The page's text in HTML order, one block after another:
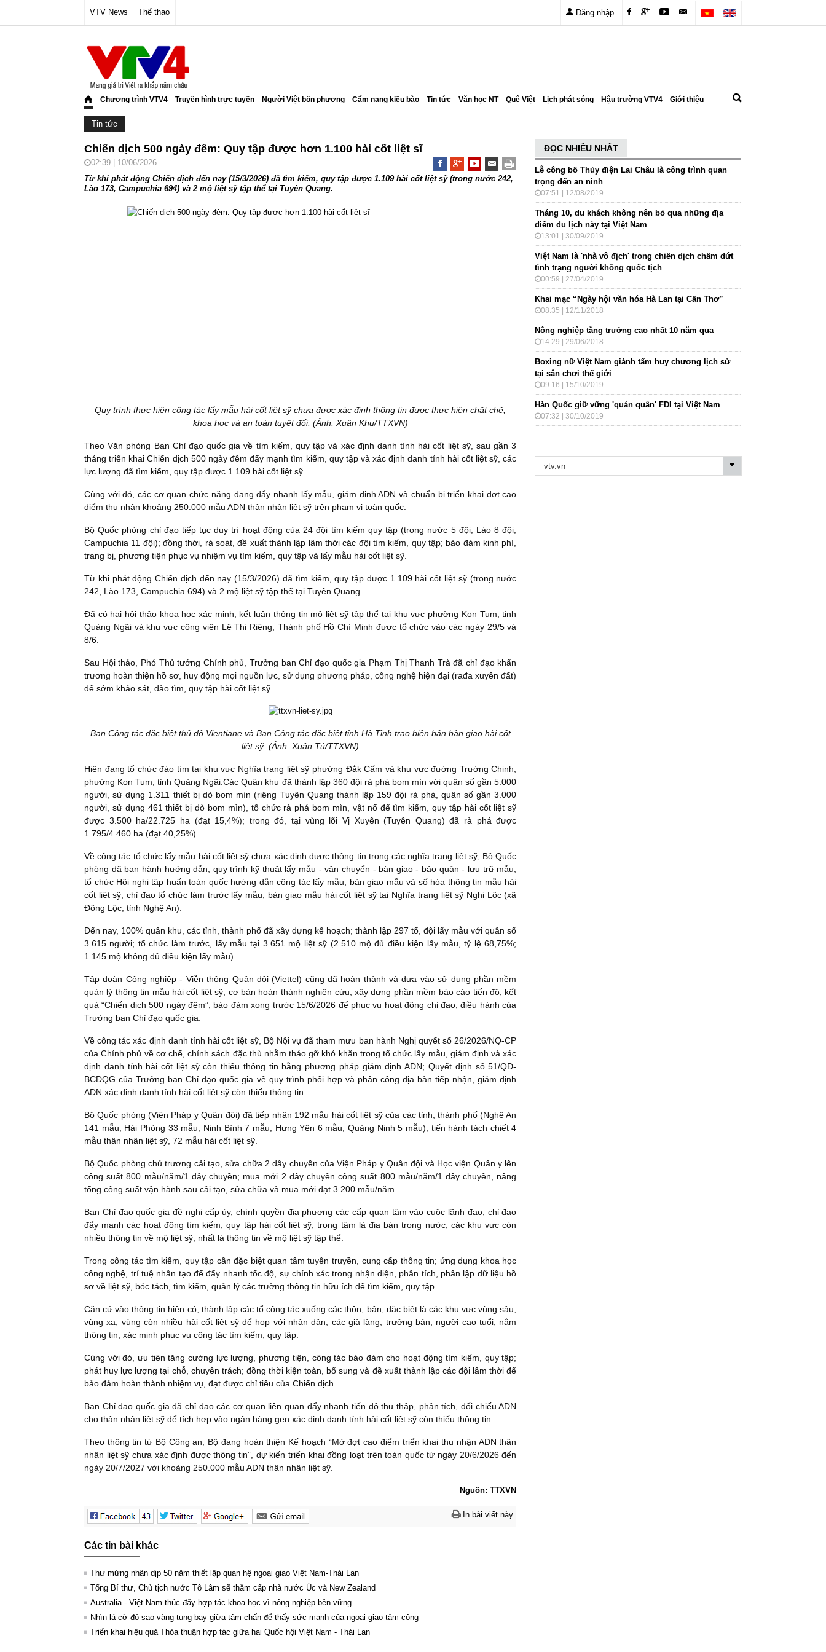
VTV News Thể thao Đăng nhập
Chương trình VTV4 Truyền hình trực tuyến Người Việt bốn phương Cẩm nang kiều bào Tin tức Văn học NT Quê Việt Lịch phát sóng Hậu trường VTV4 Giới thiệu
Tin tức
Chiến dịch 500 ngày đêm: Quy tập được hơn 1.100 hài cốt liệt sĩ
02:39 | 10/06/2026
Từ khi phát động Chiến dịch đến nay (15/3/2026) đã tìm kiếm, quy tập được 1.109 hài cốt liệt sỹ (trong nước 242,
Lào 173, Campuchia 694) và 2 mộ liệt sỹ tập thể tại Tuyên Quang.
Quy trình thực hiện công tác lấy mẫu hài cốt liệt sỹ chưa được xác định thông tin được thực hiện chặt chẽ,
khoa học và an toàn tuyệt đối. (Ảnh: Xuân Khu/TTXVN)
Theo Văn phòng Ban Chỉ đạo quốc gia về tìm kiếm, quy tập và xác định danh tính hài cốt liệt sỹ, sau gần 3
tháng triển khai Chiến dịch 500 ngày đêm đẩy mạnh tìm kiếm, quy tập và xác định danh tính hài cốt liệt sỹ, các
lực lượng đã tìm kiếm, quy tập được 1.109 hài cốt liệt sỹ.
Cùng với đó, các cơ quan chức năng đang đẩy nhanh lấy mẫu, giám định ADN và chuẩn bị triển khai đợt cao
điểm thu nhận khoảng 250.000 mẫu ADN thân nhân liệt sỹ trên phạm vi toàn quốc.
Bộ Quốc phòng chỉ đạo tiếp tục duy trì hoạt động của 24 đội tìm kiếm quy tập (trong nước 5 đội, Lào 8 đội,
Campuchia 11 đội); đồng thời, rà soát, đề xuất thành lập lâm thời các đội tìm kiếm, quy tập; bảo đảm kinh phí,
trang bị, phương tiện phục vụ nhiệm vụ tìm kiếm, quy tập và lấy mẫu hài cốt liệt sỹ.
Từ khi phát động Chiến dịch đến nay (15/3/2026) đã tìm kiếm, quy tập được 1.109 hài cốt liệt sỹ (trong nước
242, Lào 173, Campuchia 694) và 2 mộ liệt sỹ tập thể tại Tuyên Quang.
Đã có hai hội thảo khoa học xác minh, kết luận thông tin mộ liệt sỹ tập thể tại khu vực phường Kon Tum, tỉnh
Quảng Ngãi và khu vực công viên Lê Thị Riêng, Thành phố Hồ Chí Minh được tổ chức vào các ngày 29/5 và
8/6.
Sau Hội thảo, Phó Thủ tướng Chính phủ, Trưởng ban Chỉ đạo quốc gia Phạm Thị Thanh Trà đã chỉ đạo khẩn
trương hoàn thiện hồ sơ, huy động mọi nguồn lực, sử dụng phương pháp, công nghệ hiện đại (rađa xuyên đất)
để sớm khảo sát, đào tìm, quy tập hài cốt liệt sỹ.
Ban Công tác đặc biệt thủ đô Vientiane và Ban Công tác đặc biệt tỉnh Hà Tĩnh trao biên bản bàn giao hài cốt
liệt sỹ. (Ảnh: Xuân Tú/TTXVN)
Hiện đang tổ chức đào tìm tại khu vực Nghĩa trang liệt sỹ phường Đắk Cấm và khu vực đường Trường Chinh,
phường Kon Tum, tỉnh Quảng Ngãi.Các Quân khu đã thành lập 360 đội rà phá bom mìn với quân số gần 5.000
người, sử dụng 1.311 thiết bị dò bom mìn (riêng Tuyên Quang thành lập 159 đội rà phá, quân số gần 3.000
người, sử dụng 461 thiết bị dò bom mìn), tổ chức rà phá bom mìn, vật nổ để tìm kiếm, quy tập hài cốt liệt sỹ
được 3.500 ha/22.725 ha (đạt 15,4%); trong đó, tại vùng lõi Vị Xuyên (Tuyên Quang) đã rà phá được
1.795/4.460 ha (đạt 40,25%).
Về công tác tổ chức lấy mẫu hài cốt liệt sỹ chưa xác định được thông tin trong các nghĩa trang liệt sỹ, Bộ Quốc
phòng đã ban hành hướng dẫn, quy trình kỹ thuật lấy mẫu - vận chuyển - bàn giao - bảo quản - lưu trữ mẫu;
tổ chức Hội nghị tập huấn toàn quốc hướng dẫn công tác lấy mẫu, bàn giao mẫu và số hóa thông tin mẫu hài
cốt liệt sỹ; chỉ đạo tổ chức làm trước lấy mẫu, bàn giao mẫu hài cốt liệt sỹ tại Nghĩa trang liệt sỹ Nghi Lộc (xã
Đông Lộc, tỉnh Nghệ An).
Đến nay, 100% quân khu, các tỉnh, thành phố đã xây dựng kế hoạch; thành lập 297 tổ, đội lấy mẫu với quân số
3.615 người; tổ chức làm trước, lấy mẫu tại 3.651 mộ liệt sỹ (2.510 mộ đủ điều kiện lấy mẫu, tỷ lệ 68,75%;
1.145 mộ không đủ điều kiện lấy mẫu).
Tập đoàn Công nghiệp - Viễn thông Quân đội (Viettel) cũng đã hoàn thành và đưa vào sử dụng phần mềm
quản lý thông tin mẫu hài cốt liệt sỹ; cơ bản hoàn thành nghiên cứu, xây dựng phần mềm báo cáo tiến độ, kết
quả “Chiến dịch 500 ngày đêm”, bảo đảm xong trước 15/6/2026 để phục vụ hoạt động chỉ đạo, điều hành của
Trưởng ban Chỉ đạo quốc gia.
Về công tác xác định danh tính hài cốt liệt sỹ, Bộ Nội vụ đã tham mưu ban hành Nghị quyết số 26/2026/NQ-CP
của Chính phủ về cơ chế, chính sách đặc thù nhằm tháo gỡ khó khăn trong tổ chức lấy mẫu, giám định và xác
định danh tính hài cốt liệt sỹ còn thiếu thông tin bằng phương pháp giám định ADN; Quyết định số 51/QĐ-
BCĐQG của Trưởng ban Chỉ đạo quốc gia về quy trình phối hợp và phân công địa bàn tiếp nhận, giám định
ADN xác định danh tính hài cốt liệt sỹ còn thiếu thông tin.
Bộ Quốc phòng (Viện Pháp y Quân đội) đã tiếp nhận 192 mẫu hài cốt liệt sỹ của các tỉnh, thành phố (Nghệ An
141 mẫu, Hải Phòng 33 mẫu, Ninh Bình 7 mẫu, Hưng Yên 6 mẫu; Quảng Ninh 5 mẫu); tiến hành tách chiết 4
mẫu thân nhân liệt sỹ, 72 mẫu hài cốt liệt sỹ.
Bộ Quốc phòng chủ trương cải tạo, sửa chữa 2 dây chuyền của Viện Pháp y Quân đội và Học viện Quân y lên
công suất 800 mẫu/năm/1 dây chuyền; mua mới 2 dây chuyền công suất 800 mẫu/năm/1 dây chuyền, nâng
tổng công suất vận hành sau cải tạo, sửa chữa và mua mới đạt 3.200 mẫu/năm.
Ban Chỉ đạo quốc gia đề nghị cấp ủy, chính quyền địa phương các cấp quan tâm vào cuộc lãnh đạo, chỉ đạo
đẩy mạnh các hoạt động tìm kiếm, quy tập hài cốt liệt sỹ, trọng tâm là địa bàn trong nước, các khu vực còn
nhiều thông tin về mộ liệt sỹ, nhất là thông tin về mộ liệt sỹ tập thể.
Trong công tác tìm kiếm, quy tập cần đặc biệt quan tâm tuyên truyền, cung cấp thông tin; ứng dụng khoa học
công nghệ, trí tuệ nhân tạo để đẩy nhanh tốc độ, sự chính xác trong nhận diện, phân tích, phân lập dữ liệu hồ
sơ về liệt sỹ, bóc tách, tìm kiếm, quản lý các trường thông tin hữu ích để tìm kiếm, quy tập.
Căn cứ vào thông tin hiện có, thành lập các tổ công tác xuống các thôn, bản, đặc biệt là các khu vực vùng sâu,
vùng xa, vùng còn nhiều hài cốt liệt sỹ để họp với nhân dân, các già làng, trưởng bản, người cao tuổi, nắm
thông tin, xác minh phục vụ công tác tìm kiếm, quy tập.
Cùng với đó, ưu tiên tăng cường lực lượng, phương tiện, công tác bảo đảm cho hoạt động tìm kiếm, quy tập;
phát huy lực lượng tại chỗ, chuyên trách; đồng thời kiện toàn, bổ sung và đề xuất thành lập các đội lâm thời để
bảo đảm hoàn thành nhiệm vụ, đạt được chỉ tiêu của Chiến dịch.
Ban Chỉ đạo quốc gia đã chỉ đạo các cơ quan liên quan đẩy nhanh tiến độ thu thập, phân tích, đối chiếu ADN
cho thân nhân liệt sỹ để tích hợp vào ngân hàng gen xác định danh tính hài cốt liệt sỹ còn thiếu thông tin.
Theo thông tin từ Bộ Công an, Bộ đang hoàn thiện Kế hoạch “Mở đợt cao điểm triển khai thu nhận ADN thân
nhân liệt sỹ chưa xác định được thông tin”, dự kiến triển khai đồng loạt trên toàn quốc từ ngày 20/6/2026 đến
ngày 20/7/2027 với khoảng 250.000 mẫu ADN thân nhân liệt sỹ.
Nguồn: TTXVN
In bài viết này
Các tin bài khác
Thư mừng nhân dịp 50 năm thiết lập quan hệ ngoại giao Việt Nam-Thái Lan
Tổng Bí thư, Chủ tịch nước Tô Lâm sẽ thăm cấp nhà nước Úc và New Zealand
Australia - Việt Nam thúc đẩy hợp tác khoa học vì nông nghiệp bền vững
Nhìn lá cờ đỏ sao vàng tung bay giữa tâm chấn để thấy sức mạnh của ngoại giao tâm công
Triển khai hiệu quả Thỏa thuận hợp tác giữa hai Quốc hội Việt Nam - Thái Lan
ĐỌC NHIỀU NHẤT
Lễ công bố Thủy điện Lai Châu là công trình quan
trọng đến an ninh
07:51 | 12/08/2019
Tháng 10, du khách không nên bỏ qua những địa
điểm du lịch này tại Việt Nam
13:01 | 30/09/2019
Việt Nam là 'nhà vô địch' trong chiến dịch chấm dứt
tình trạng người không quốc tịch
00:59 | 27/04/2019
Khai mạc “Ngày hội văn hóa Hà Lan tại Cần Thơ”
08:35 | 12/11/2018
Nông nghiệp tăng trưởng cao nhất 10 năm qua
14:29 | 29/06/2018
Boxing nữ Việt Nam giành tấm huy chương lịch sử
tại sân chơi thế giới
09:16 | 15/10/2019
Hàn Quốc giữ vững 'quán quân' FDI tại Việt Nam
07:32 | 30/10/2019